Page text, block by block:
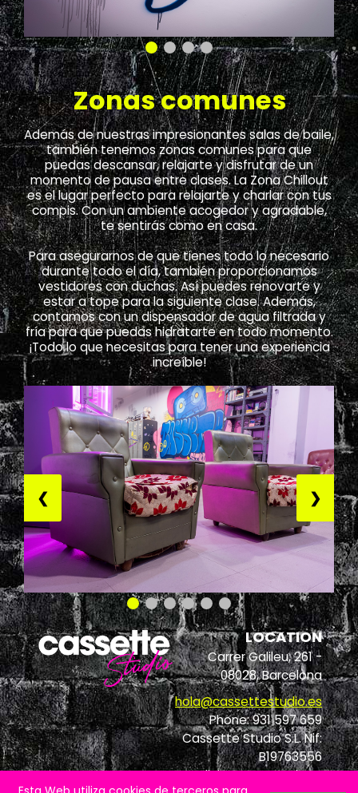
Zonas comunes
Además de nuestras impresionantes salas de baile,
también tenemos zonas comunes para que
puedas descansar, relajarte y disfrutar de un
momento de pausa entre clases. La Zona Chillout
es el lugar perfecto para relajarte y charlar con tus
compis. Con un ambiente acogedor y agradable,
te sentirás como en casa.
Para asegurarnos de que tienes todo lo necesario
durante todo el día, también proporcionamos
vestidores con duchas. Así puedes renovarte y
estar a tope para la siguiente clase. Además,
contamos con un dispensador de agua filtrada y
fría para que puedas hidratarte en todo momento.
¡Todo lo que necesitas para tener una experiencia
increíble!
❮ ❯
LOCATION
Carrer Galileu, 261 -
08028, Barcelona
hola@cassettestudio.es
Phone: 931 597 659
Cassette Studio S.L. Nif:
B19763556
Condiciones generales-